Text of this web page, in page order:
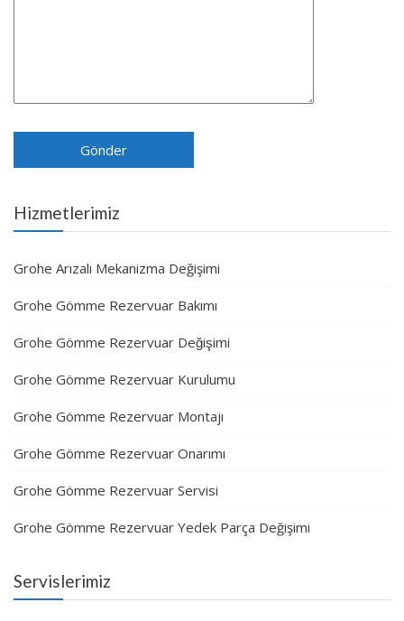
Hizmetlerimiz
Grohe Arızalı Mekanizma Değişimi
Grohe Gömme Rezervuar Bakımı
Grohe Gömme Rezervuar Değişimi
Grohe Gömme Rezervuar Kurulumu
Grohe Gömme Rezervuar Montajı
Grohe Gömme Rezervuar Onarımı
Grohe Gömme Rezervuar Servisi
Grohe Gömme Rezervuar Yedek Parça Değişimi
Servislerimiz